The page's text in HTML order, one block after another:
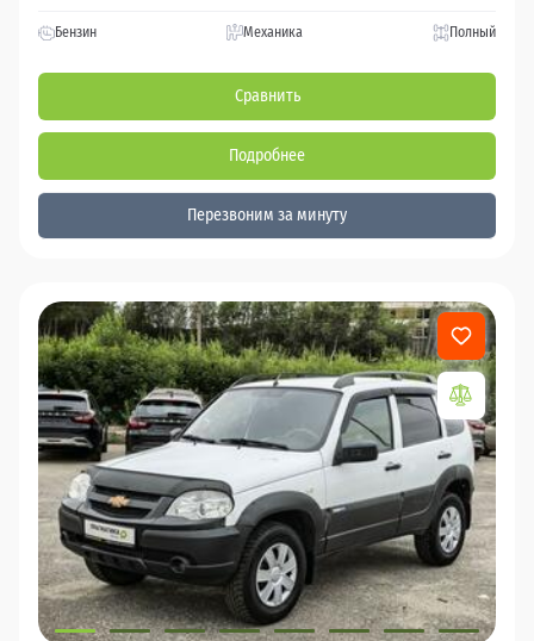
Бензин Механика Полный
Сравнить
Подробнее
Перезвоним за минуту